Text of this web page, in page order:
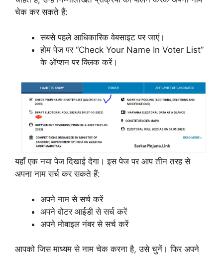
चेक कर सकते हैं:
सबसे पहले आधिकारिक वेबसाइट पर जाएं।
होम पेज पर “Check Your Name In Voter List”
के ऑप्शन पर क्लिक करें।
यहाँ एक नया पेज दिखाई देगा। इस पेज पर आप तीन तरह से
अपना नाम सर्च कर सकते हैं:
अपने नाम से सर्च करें
अपने वोटर आईडी से सर्च करें
अपने मोबाइल नंबर से सर्च करें
आपको जिस माध्यम से नाम चेक करना है, उसे चुनें। फिर अपने